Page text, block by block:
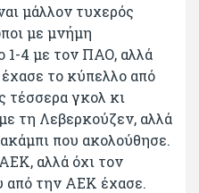
μάλλον τυχερός
με μνήμη
1-4 με τον ΠΑΟ, αλλά
έχασε το κύπελλο από
τέσσερα γκολ κι
τη Λεβερκούζεν, αλλά
που ακολούθησε.
αλλά όχι τον
από την ΑΕΚ έχασε.